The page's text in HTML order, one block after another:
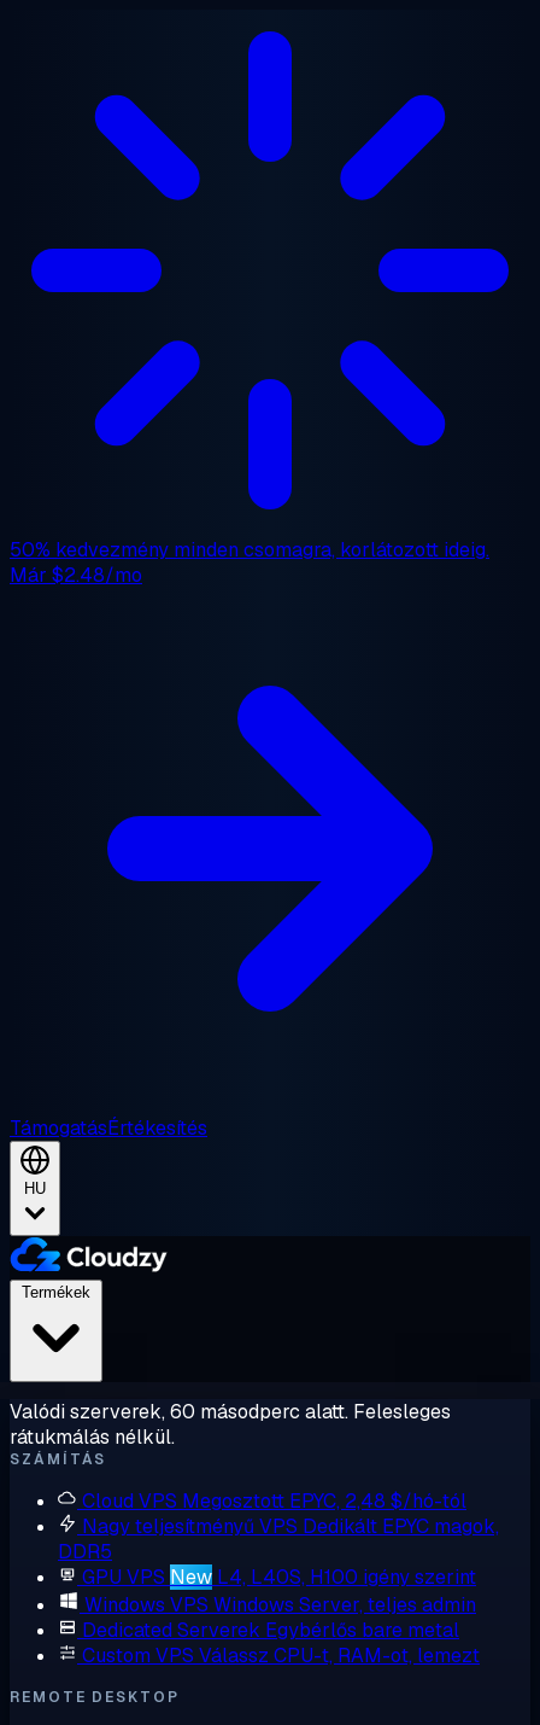
50% kedvezmény minden csomagra, korlátozott ideig.
Már $2.48/mo
TámogatásÉrtékesítés
HU
Valódi szerverek, 60 másodperc alatt. Felesleges
rátukmálás nélkül.
SZÁMÍTÁS
Cloud VPS Megosztott EPYC, 2,48 $/hó-tól
Nagy teljesítményű VPS Dedikált EPYC magok,
DDR5
GPU VPS New L4, L40S, H100 igény szerint
Windows VPS Windows Server, teljes admin
Dedicated Serverek Egybérlős bare metal
Custom VPS Válassz CPU-t, RAM-ot, lemezt
REMOTE DESKTOP